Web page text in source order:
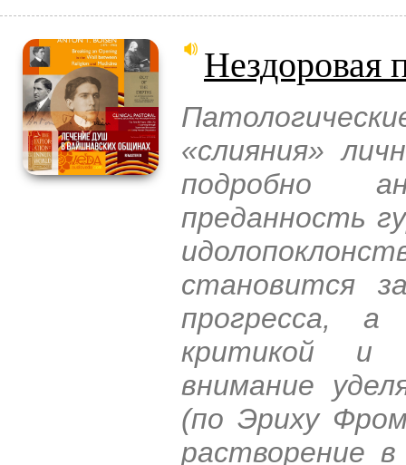
Нездоровая
«слияния»
подробно
преданность
становится
прогресса,
критикой и
внимание
(по Эриху
растворение